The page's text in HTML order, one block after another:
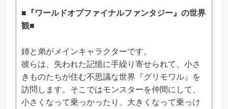
■『ワールドオブファイナルファンタジー』の世界
観■
姉と弟がメインキャラクターです。
彼らは、失われた記憶に手繰り寄せられて、小さ
きものたちが住む不思議な世界『グリモワル』を
訪問します。そこではモンスターを仲間にして、
小さくなって乗っかったり、大きくなって乗っけ